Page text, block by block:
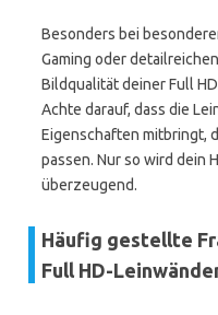
Besonders bei
Gaming oder
Bildqualität deiner Full
Achte darauf, dass die
Eigenschaften mitbringt,
passen. Nur so wird dein
überzeugend.
Häufig gestellte
Full HD-